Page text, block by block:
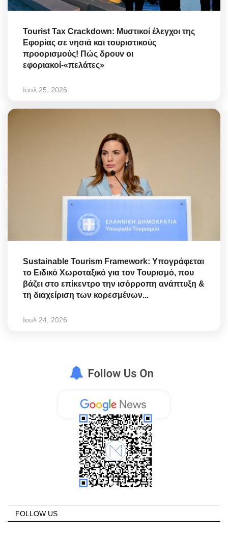
Tourist Tax Crackdown: Μυστικοί έλεγχοι της
Εφορίας σε νησιά και τουριστικούς
προορισμούς! Πώς δρουν οι
εφοριακοί-«πελάτες»
Ιουλ 25, 2026
Sustainable Tourism Framework: Υπογράφεται
το Ειδικό Χωροταξικό για τον Τουρισμό, που
βάζει στο επίκεντρο την ισόρροπη ανάπτυξη &
τη διαχείριση των κορεσμένων...
Ιουλ 24, 2026
FOLLOW US